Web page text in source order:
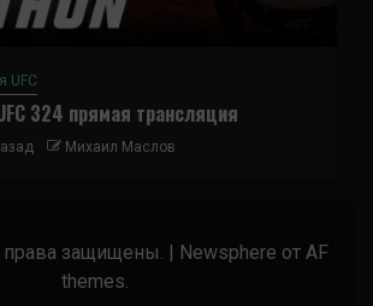
UFC
324 прямая трансляция
Михаил Маслов
права защищены. Newsphere от AF
themes.